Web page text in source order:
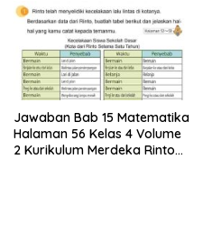
Jawaban Bab 15 Matematika
Halaman 56 Kelas 4 Volume
2 Kurikulum Merdeka Rinto